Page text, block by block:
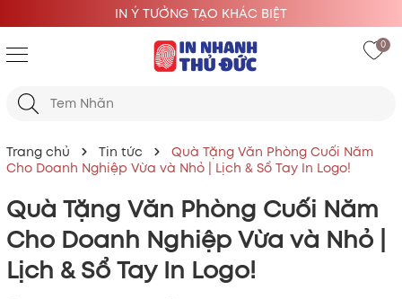
IN Ý TƯỞNG TẠO KHÁC BIỆT
0
Trang chủ Tin tức
Quà Tặng Văn Phòng Cuối Năm
Cho Doanh Nghiệp Vừa và Nhỏ | Lịch & Sổ Tay In Logo!
Quà Tặng Văn Phòng Cuối Năm
Cho Doanh Nghiệp Vừa và Nhỏ |
Lịch & Sổ Tay In Logo!